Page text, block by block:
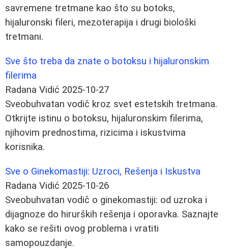
savremene tretmane kao što su botoks,
hijaluronski fileri, mezoterapija i drugi biološki
tretmani.
Sve što treba da znate o botoksu i hijaluronskim
filerima
Radana Vidić 2025-10-27
Sveobuhvatan vodič kroz svet estetskih tretmana.
Otkrijte istinu o botoksu, hijaluronskim filerima,
njihovim prednostima, rizicima i iskustvima
korisnika.
Sve o Ginekomastiji: Uzroci, Rešenja i Iskustva
Radana Vidić 2025-10-26
Sveobuhvatan vodič o ginekomastiji: od uzroka i
dijagnoze do hirurških rešenja i oporavka. Saznajte
kako se rešiti ovog problema i vratiti
samopouzdanje.